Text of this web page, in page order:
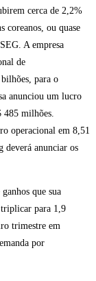
cerca de 2,2%
coreanos, ou quase
A empresa
de
para o
anunciou um lucro
485 milhões.
operacional em 8,51
deverá anunciar os
que sua
para 1,9
trimestre em
por